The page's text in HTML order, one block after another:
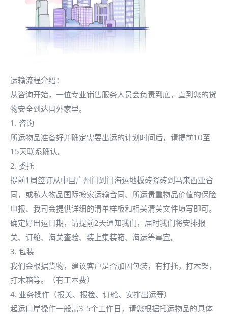
运输流程介绍：
从咨询开始，一位专业销售服务人员会负责到底，直到您的货
物安全到达国外家里。
1. 咨询
所运物品准备好并确定需要出运的计划时间后，请提前10至
15天联系确认。
2. 委托
提前1周签订从中国广州门到门海运地板砖瓷砖到马来西亚合
同，或私人物品国际搬家运输合同、所运贵重物品价值的保险
申报、我司会提供详细的清单样板和相关清关文件填写即可。
确定好出运日期，请提前2天通知我们，届时我们将安排报
关、订舱、海关查验、装上集装箱、海运等事宜。
3. 包装
我们会根据货物，建议客户是否加固包装，有打托，打木架，
打木箱等。（有工本费）
4. 业务操作（报关、报检、订舱、安排出运等）
起运口岸操作一般需3-5个工作日，请您根据托运物品的具体